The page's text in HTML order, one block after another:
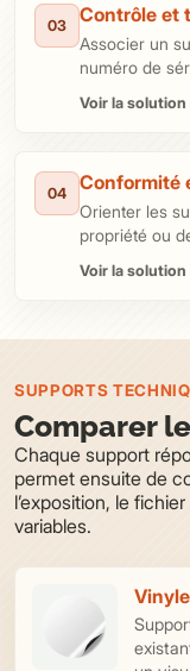
03 Contrôle et
Associer un
numéro de
Voir la solution
04 Conformité
Orienter les
propriété ou
Voir la solution
SUPPORTS
Comparer
Chaque support
permet ensuite de
l’exposition, le
variables.